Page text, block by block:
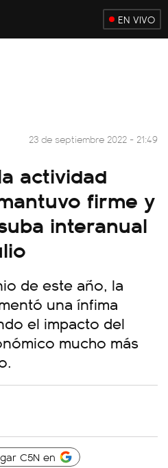
EN VIVO
23 de septiembre 2022 - 21:49
actividad
firme y
interanual
de este año, la
una ínfima
el impacto del
mucho más
C5N en